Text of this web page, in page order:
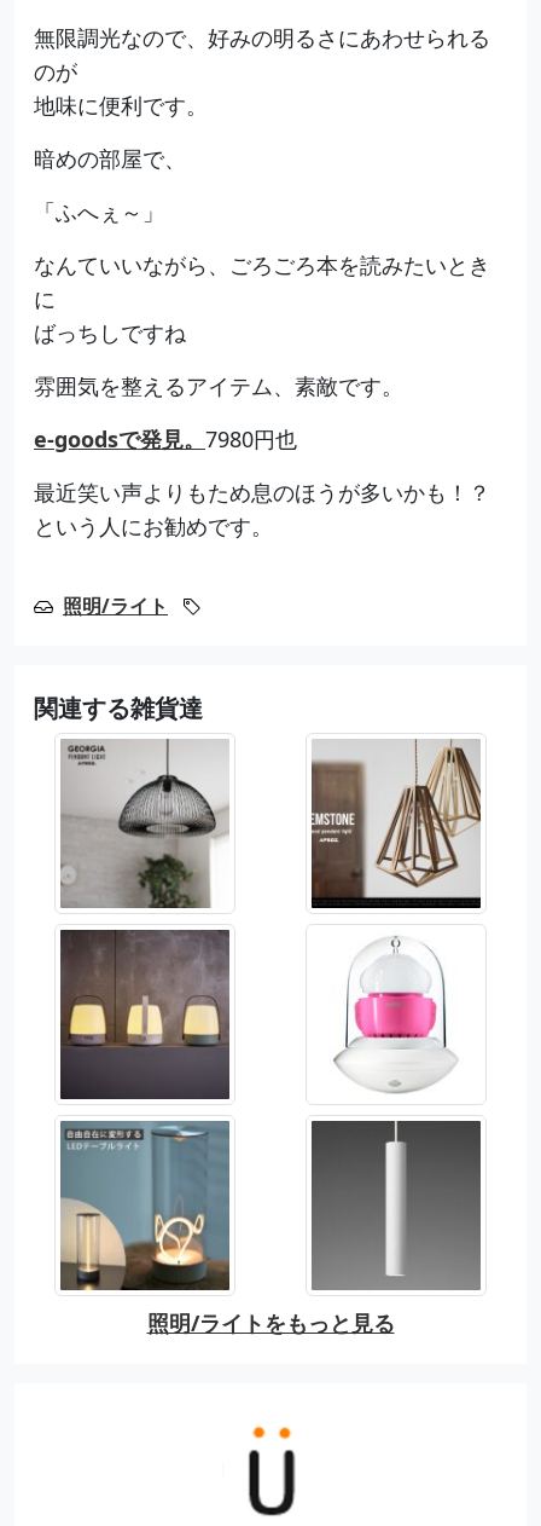
無限調光なので、好みの明るさにあわせられる
のが
地味に便利です。
暗めの部屋で、
「ふへぇ～」
なんていいながら、ごろごろ本を読みたいとき
に
ばっちしですね
雰囲気を整えるアイテム、素敵です。
e-goodsで発見。 7980円也
最近笑い声よりもため息のほうが多いかも！？
という人にお勧めです。
照明/ライト
関連する雑貨達
照明/ライトをもっと見る